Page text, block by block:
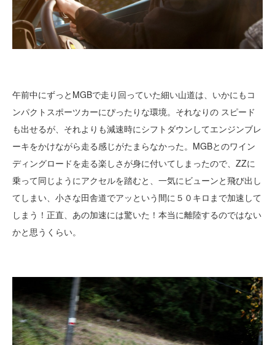
午前中にずっとMGBで走り回っていた細い山道は、いかにもコ
ンパクトスポーツカーにぴったりな環境。それなりの スピード
も出せるが、それよりも減速時にシフトダウンしてエンジンブレ
ーキをかけながら走る感じがたまらなかった。MGBとのワイン
ディングロードを走る楽しさが身に付いてしまったので、ZZに
乗って同じようにアクセルを踏むと、一気にビューンと飛び出し
てしまい、小さな田舎道でアッという間に５０キロまで加速して
しまう！正直、あの加速には驚いた！本当に離陸するのではない
かと思うくらい。